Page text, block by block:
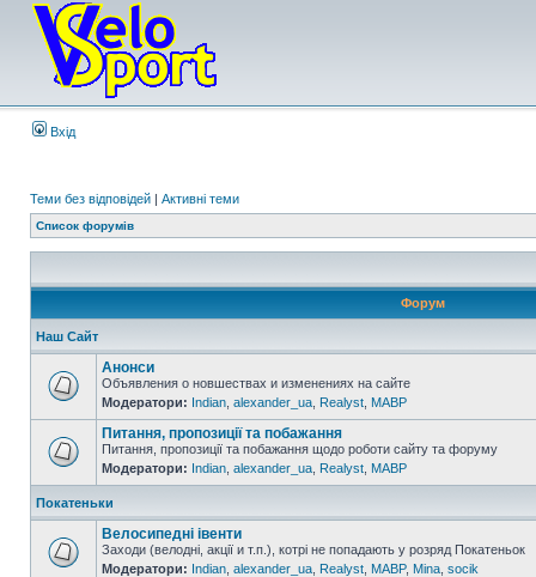
Вхід
Теми без відповідей | Активні теми
Список форумів
Форум
Наш Сайт
Анонси
Объявления о новшествах и изменениях на сайте
Модератори: Indian alexander_ua Realyst MABP
Питання, пропозиції та побажання
Питання, пропозиції та побажання щодо роботи сайту та форуму
Модератори: Indian alexander_ua Realyst MABP
Покатеньки
Велосипедні івенти
Заходи (велодні, акції и т.п.), котрі не попадають у розряд Покатеньок
Модератори: Indian alexander_ua Realyst MABP, Mina socik